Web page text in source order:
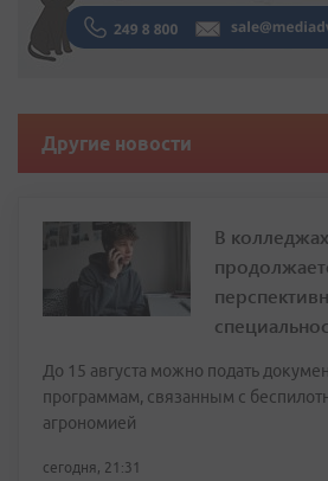
Другие новости
В
До 15 августа можно подать
программам, связанным с
агрономией
сегодня, 21:31